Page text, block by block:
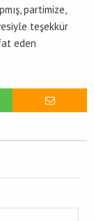
partimize,
teşekkür
eden